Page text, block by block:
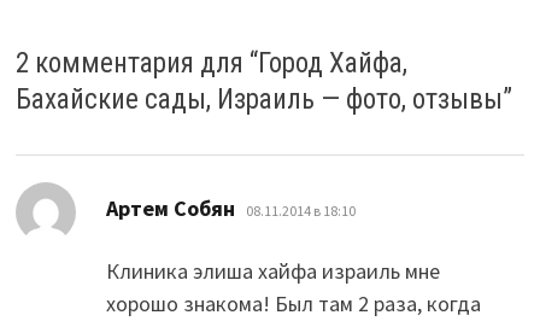
2 комментария для “Город Хайфа,
Бахайские сады, Израиль — фото, отзывы”
Артем Собян 08.11.2014 в 18:10
Клиника элиша хайфа израиль мне
хорошо знакома! Был там 2 раза, когда